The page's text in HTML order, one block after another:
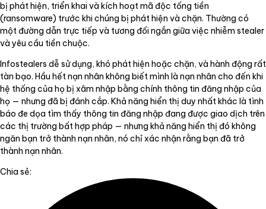
bị phát hiện, triển khai và kích hoạt mã độc tống tiền
(ransomware) trước khi chúng bị phát hiện và chặn. Thường có
một đường dẫn trực tiếp và tương đối ngắn giữa việc nhiễm stealer
và yêu cầu tiền chuộc.
Infostealers dễ sử dụng, khó phát hiện hoặc chặn, và hành động rất
tàn bạo. Hầu hết nạn nhân không biết mình là nạn nhân cho đến khi
hệ thống của họ bị xâm nhập bằng chính thông tin đăng nhập của
họ — nhưng đã bị đánh cắp. Khả năng hiển thị duy nhất khác là tình
báo đe dọa tìm thấy thông tin đăng nhập đang được giao dịch trên
các thị trường bất hợp pháp — nhưng khả năng hiển thị đó không
ngăn bạn trở thành nạn nhân, nó chỉ xác nhận rằng bạn đã trở
thành nạn nhân.
Chia sẻ: